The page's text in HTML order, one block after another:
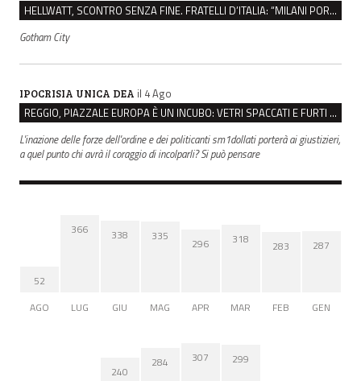
HELLWATT, SCONTRO SENZA FINE. FRATELLI D’ITALIA: “MILANI PORTA DOCUMENTI, DE FRANCO INSULTI”
Gotham City
IPOCRISIA UNICA DEA il 4 Ago
REGGIO, PIAZZALE EUROPA È UN INCUBO: VETRI SPACCATI E FURTI SULLE AUTO IN SOSTA
L'inazione delle forze dell'ordine e dei politicanti sm1dollati porterà ai giustizieri,
a quel punto chi avrà il coraggio di incolparli? Si può pensare
52
AGO
366
LUG
338
GIU
335
MAG
296
APR
318
MAR
283
FEB
287
GEN
240
284 307 299